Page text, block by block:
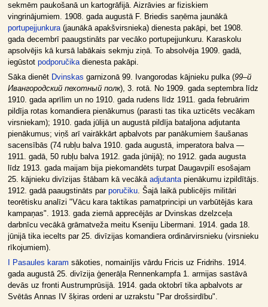
sekmēm paukošanā un kartogrāfijā. Aizrāvies ar fiziskiem
vingrinājumiem. 1908. gada augustā F. Briedis saņēma jaunākā
portupejjunkura(jaunākā apakšvirsnieka) dienesta pakāpi, bet 1908.
gada decembrī paaugstināts par vecāko portupejjunkuru. Karaskolu
apsolvējis kā kursā labākais sekmju ziņā. To absolvēja 1909. gadā,
iegūstot podporučikadienesta pakāpi.
Sāka dienēt Dvinskas garnizonā 99. Ivangorodas kājnieku pulka (99–й
Ивангородский пехотный полк), 3. rotā. No 1909. gada septembra līdz
1910. gada aprīlim un no 1910. gada rudens līdz 1911. gada februārim
pildīja rotas komandiera pienākumus (parasti tas tika uzticēts vecākam
virsniekam); 1910. gada jūlijā un augustā pildīja bataljona adjutanta
pienākumus; viņš arī vairākkārt apbalvots par panākumiem šaušanas
sacensībās (74 rubļu balva 1910. gada augustā, imperatora balva —
1911. gadā, 50 rubļu balva 1912. gada jūnijā); no 1912. gada augusta
līdz 1913. gada maijam bija piekomandēts turpat Daugavpilī esošajam
25. kājnieku divīzijas štābam kā vecākā adjutantapienākumu izpildītājs.
1912. gadā paaugstināts par poručiku. Šajā laikā publicējis militāri
teorētisku analīzi "Vācu kara taktikas pamatprincipi un varbūtējās kara
kampaņas". 1913. gada ziemā apprecējās ar Dvinskas dzelzceļa
darbnīcu vecākā grāmatveža meitu Kseniju Libermani. 1914. gada 18.
jūnijā tika iecelts par 25. divīzijas komandiera ordinārvirsnieku (virsnieku
rīkojumiem).
I Pasaules karam sākoties, nomainījis vārdu Fricis uz Fridrihs. 1914.
gada augustā 25. divīzija ģenerāļa Rennenkampfa 1. armijas sastāvā
devās uz fronti Austrumprūsijā. 1914. gada oktobrī tika apbalvots ar
Svētās Annas IV šķiras ordeni ar uzrakstu "Par drošsirdību".